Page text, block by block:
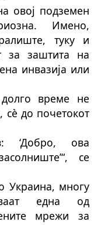
овој подземен
Имено,
лиште, туку и
за заштита на
инвазија или
време не
сè до почетокот
‘Добро, ова
се
Украина, многу
една од
мрежи за